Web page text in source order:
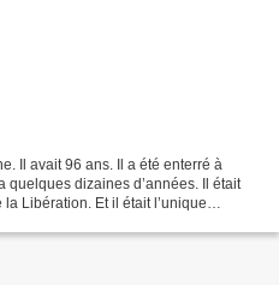
Il avait 96 ans. Il a été enterré à
quelques dizaines d’années. Il était
Libération. Et il était l’unique